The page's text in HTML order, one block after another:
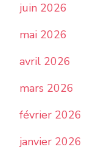
juin 2026
mai 2026
avril 2026
mars 2026
février 2026
janvier 2026